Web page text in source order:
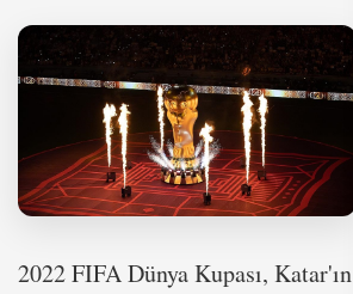
2022 FIFA Dünya Kupası, Katar'ın